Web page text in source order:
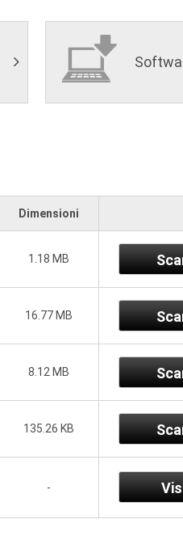
Dimensioni
1.18 MB
16.77 MB
8.12 MB
135.26 KB
-